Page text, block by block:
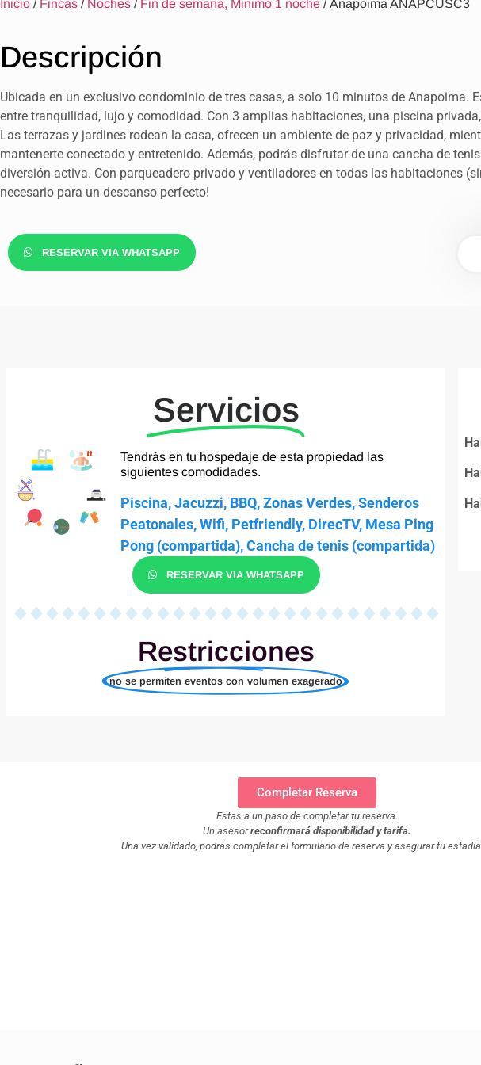
Inicio / Fincas / Noches / Fin de semana, Minimo 1 noche / Anapoima ANAPCUSC3
Descripción
Ubicada en un exclusivo condominio de tres casas, a solo 10 minutos de
entre tranquilidad, lujo y comodidad. Con 3 amplias habitaciones, una piscina
Las terrazas y jardines rodean la casa, ofrecen un ambiente de paz y privacidad,
mantenerte conectado y entretenido. Además, podrás disfrutar de una cancha de
diversión activa. Con parqueadero privado y ventiladores en todas las habitaciones
necesario para un descanso perfecto!
RESERVAR VIA WHATSAPP
Servicios
Tendrás en tu hospedaje de esta propiedad las
siguientes comodidades.
Piscina, Jacuzzi, BBQ, Zonas Verdes, Senderos
Peatonales, Wifi, Petfriendly, DirecTV, Mesa Ping
Pong (compartida), Cancha de tenis (compartida)
RESERVAR VIA WHATSAPP
Restricciones
no se permiten eventos con volumen exagerado
Completar Reserva
Estas a un paso de completar tu reserva.
Un asesorreconfirmará disponibilidad y tarifa.
Una vez validado, podrás completar el formulario de reserva y asegurar tu